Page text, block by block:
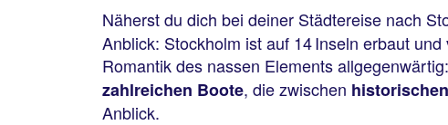
Näherst du dich bei deiner Städtereise nach
Anblick: Stockholm ist auf 14 Inseln erbaut
Romantik des nassen Elements
zahlreichen Boote, die zwischen
Anblick.